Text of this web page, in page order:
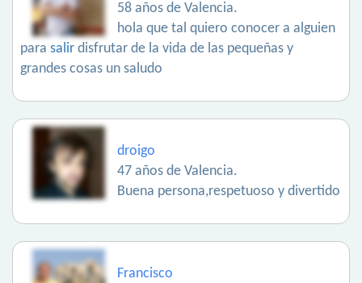
58 años de Valencia.
hola que tal quiero conocer a alguien
para salir disfrutar de la vida de las pequeñas y
grandes cosas un saludo
droigo
47 años de Valencia.
Buena persona,respetuoso y divertido
Francisco